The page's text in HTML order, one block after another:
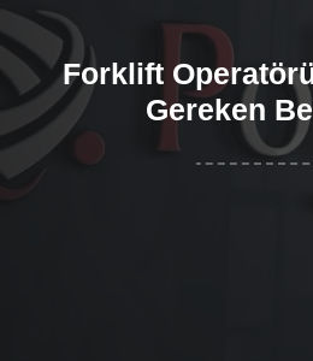
Forklift
Gereken